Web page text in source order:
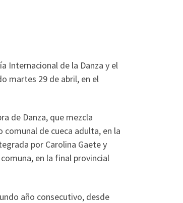
Internacional de la Danza y el
martes 29 de abril, en el
de Danza, que mezcla
de cueca adulta, en la
por Carolina Gaete y
en la final provincial
año consecutivo, desde